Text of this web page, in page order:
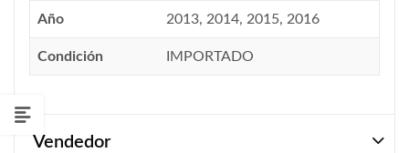
Año 2013, 2014, 2015, 2016
Condición IMPORTADO
Vendedor